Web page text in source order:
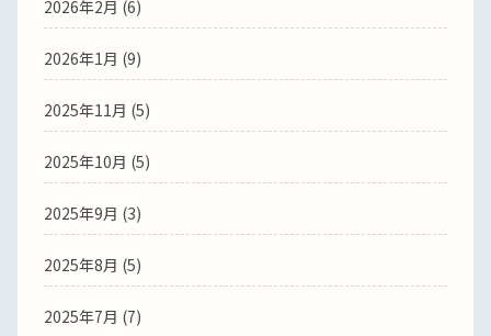
2026年2月 (6)
2026年1月 (9)
2025年11月 (5)
2025年10月 (5)
2025年9月 (3)
2025年8月 (5)
2025年7月 (7)